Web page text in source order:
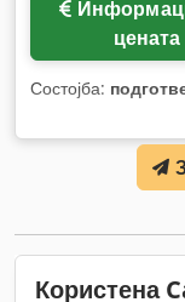
цената
Состојба:
Користена